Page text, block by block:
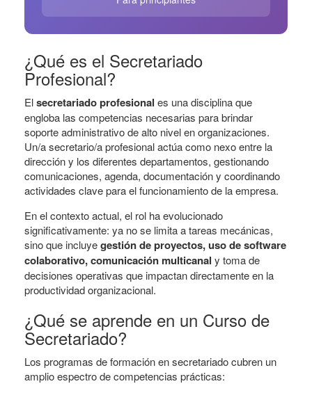
¿Qué es el Secretariado
Profesional?
Elsecretariado profesional es una disciplina que
engloba las competencias necesarias para brindar
soporte administrativo de alto nivel en organizaciones.
Un/a secretario/a profesional actúa como nexo entre la
dirección y los diferentes departamentos, gestionando
comunicaciones, agenda, documentación y coordinando
actividades clave para el funcionamiento de la empresa.
En el contexto actual, el rol ha evolucionado
significativamente: ya no se limita a tareas mecánicas,
sino que incluyegestión de proyectos, uso de software
colaborativo, comunicación multicanal y toma de
decisiones operativas que impactan directamente en la
productividad organizacional.
¿Qué se aprende en un Curso de
Secretariado?
Los programas de formación en secretariado cubren un
amplio espectro de competencias prácticas: